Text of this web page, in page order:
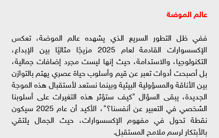
عالم الموضة
ففي ظل التطور السريع الذي يشهده عالم الموضة، تعكس
الإكسسوارات القادمة لعام 2025 مزيجًا مثاليًا بين الإبداع،
التكنولوجيا، والاستدامة، حيث إنها ليست مجرد إضافات جمالية،
بل أصبحت أدوات تعبر عن قيم وأسلوب حياة عصري يهتم بالتوازن
بين الأناقة والمسؤولية البيئية وبينما نستعد لأستقبال هذه الموجة
الجديدة، يبقى السؤال "كيف ستؤثر هذه التغيرات على أسلوبنا
الشخصي في التعبير عن أنفسنا؟"، الأكيد أن عام 2025 سيكون
نقطة تحول في مفهوم الإكسسوارات، حيث الجمال يلتقي
بالأبتكار لرسم ملامح المستقبل.